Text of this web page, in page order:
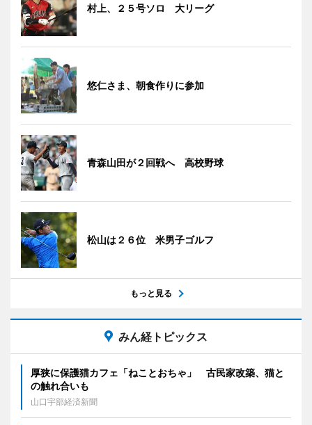
村上、２５号ソロ 大リーグ
悠仁さま、朝食作りに参加
青森山田が２回戦へ 高校野球
松山は２６位 米男子ゴルフ
もっと見る
みん経トピックス
厚狭に保護猫カフェ「ねことおちゃ」 古民家改築、猫と
の触れ合いも
山口宇部経済新聞